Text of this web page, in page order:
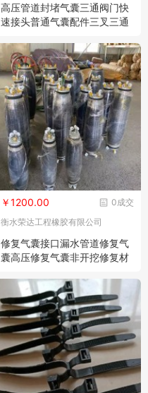
高压管道封堵气囊三通阀门快
速接头普通气囊配件三叉三通
0成交
￥1200.00
衡水荣达工程橡胶有限公司
修复气囊接口漏水管道修复气
囊高压修复气囊非开挖修复材